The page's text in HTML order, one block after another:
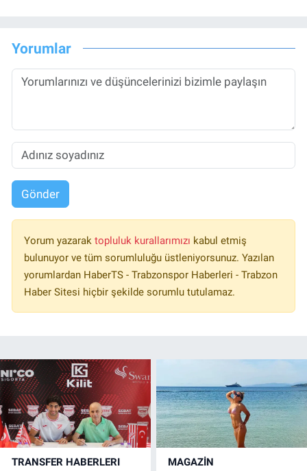
Yorumlar
Gönder
Yorum yazarak topluluk kurallarımızı kabul etmiş
bulunuyor ve tüm sorumluluğu üstleniyorsunuz. Yazılan
yorumlardan HaberTS - Trabzonspor Haberleri - Trabzon
Haber Sitesi hiçbir şekilde sorumlu tutulamaz.
TRANSFER HABERLERI MAGAZİN